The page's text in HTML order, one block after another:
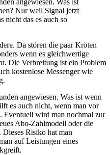
angewiesen. Was ist
Nur weil Signal jetzt
nicht das es auch so
Da stören die paar Kröten
wenn es gleichwertige
Die Verbreitung ist ein Problem
kostenlose Messenger wie
angewiesen. Was ist wenn
es auch nicht, wenn man vor
Eventuell wird man nochmal zur
Abo-Zahlmodell oder die
Dieses Risiko hat man
auf Leistungen eines